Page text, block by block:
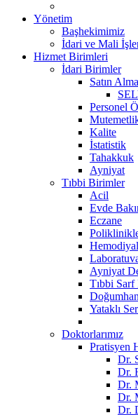
Yönetim
Başhekimimiz
İdari ve Mali
Hizmet Birimleri
İdari Birimler
Satın Alma
Personel
Kalite
İstatistik
Tahakkuk
Ayniyat
Tıbbi Birimler
Acil
Evde
Eczane
Ayniyat
Tıbbi Sarf
Yataklı
Doktorlarımız
Pratisyen
Dr.
Dr.
Dr.
Dr.
Dr.